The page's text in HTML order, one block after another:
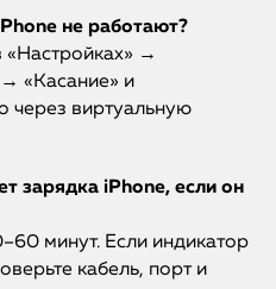
не работают?
«Настройках» →
«Касание» и
через виртуальную
зарядка iPhone, если он
минут. Если индикатор
кабель, порт и